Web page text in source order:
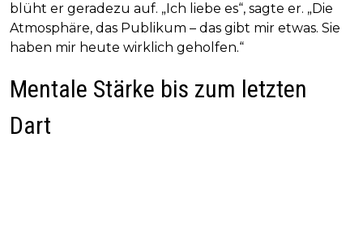
blüht er geradezu auf. „Ich liebe es“, sagte er. „Die
Atmosphäre, das Publikum – das gibt mir etwas. Sie
haben mir heute wirklich geholfen.“
Mentale Stärke bis zum letzten
Dart